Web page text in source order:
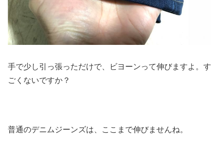
手で少し引っ張っただけで、ビヨーンって伸びますよ。す
ごくないですか？
普通のデニムジーンズは、ここまで伸びませんね。